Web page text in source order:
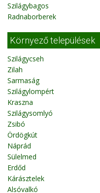
Szilágybagos
Radnaborberek
Környező települések
Szilágycseh
Zilah
Sarmaság
Szilágylompért
Kraszna
Szilágysomlyó
Zsibó
Ördögkút
Náprád
Sülelmed
Erdőd
Kárásztelek
Alsóvalkó